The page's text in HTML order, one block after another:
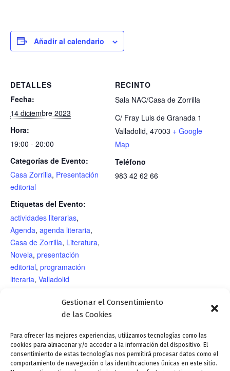
Gestionar el Consentimiento
de las Cookies
Para ofrecer las mejores experiencias, utilizamos tecnologías como las
cookies para almacenar y/o acceder a la información del dispositivo. El
consentimiento de estas tecnologías nos permitirá procesar datos como el
comportamiento de navegación o las identificaciones únicas en este sitio.
Añadir al calendario
DETALLES
Fecha:
14 diciembre 2023
Hora:
19:00 - 20:00
Categorías de Evento:
Casa Zorrilla, Presentación
editorial
Etiquetas del Evento:
actividades literarias,
Agenda, agenda literaria,
Casa de Zorrilla, Literatura,
Novela, presentación
editorial, programación
literaria, Valladolid
RECINTO
Sala NAC/Casa de Zorrilla
C/ Fray Luis de Granada 1
Valladolid, 47003 + Google
Map
Teléfono
983 42 62 66
Presentación editorial
«Condena», de Concha Pelayo
Rapado, en la sala Narciso
Taller infantil «Jugar a la poesía.
Introducción al haiku», impartido por
Atilano Sevillano en la sala Narciso